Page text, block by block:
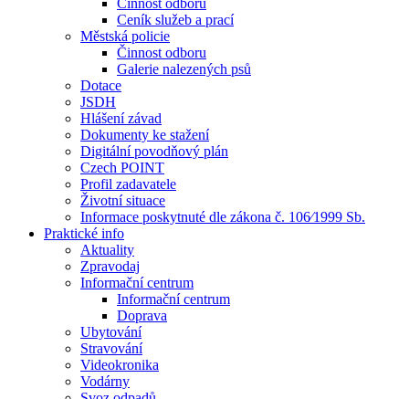
Činnost odboru
Ceník služeb a prací
Městská policie
Činnost odboru
Galerie nalezených psů
Dotace
JSDH
Hlášení závad
Dokumenty ke stažení
Digitální povodňový plán
Czech POINT
Profil zadavatele
Životní situace
Informace poskytnuté dle zákona č. 106⁄1999 Sb.
Praktické info
Aktuality
Zpravodaj
Informační centrum
Informační centrum
Doprava
Ubytování
Stravování
Videokronika
Vodárny